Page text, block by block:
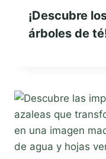
¡Descubre
árboles de